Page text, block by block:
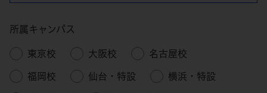
所属キャンパス
東京校 大阪校 名古屋校
福岡校 仙台・特設 横浜・特設